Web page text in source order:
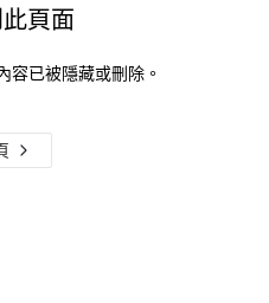
頁面
容已被隱藏或刪除。